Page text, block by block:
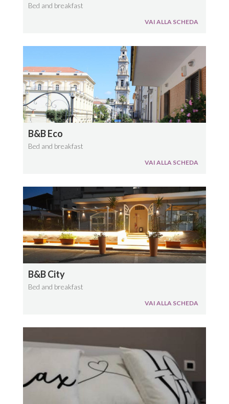
Bed and breakfast
VAI ALLA SCHEDA
B&B Eco
Bed and breakfast
VAI ALLA SCHEDA
B&B City
Bed and breakfast
VAI ALLA SCHEDA